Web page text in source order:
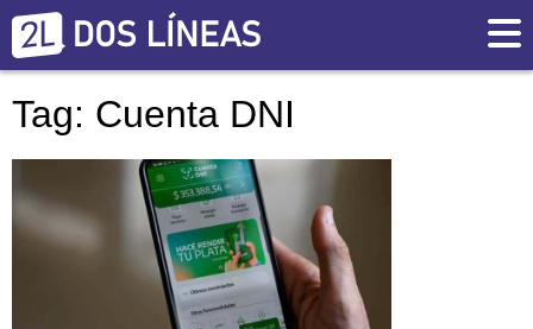
Tag: Cuenta DNI